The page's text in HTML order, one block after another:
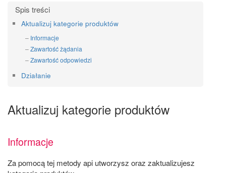
Aktualizuj kategorie produktów
Informacje
Zawartość żądania
Zawartość odpowiedzi
Działanie
Aktualizuj kategorie produktów
Informacje
Za pomocą tej metody api utworzysz oraz zaktualizujesz